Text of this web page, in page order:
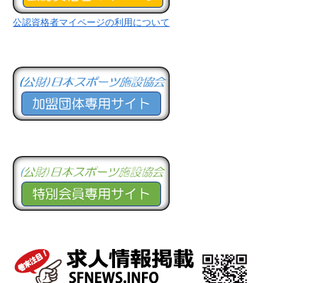
公認資格者マイページの利用について